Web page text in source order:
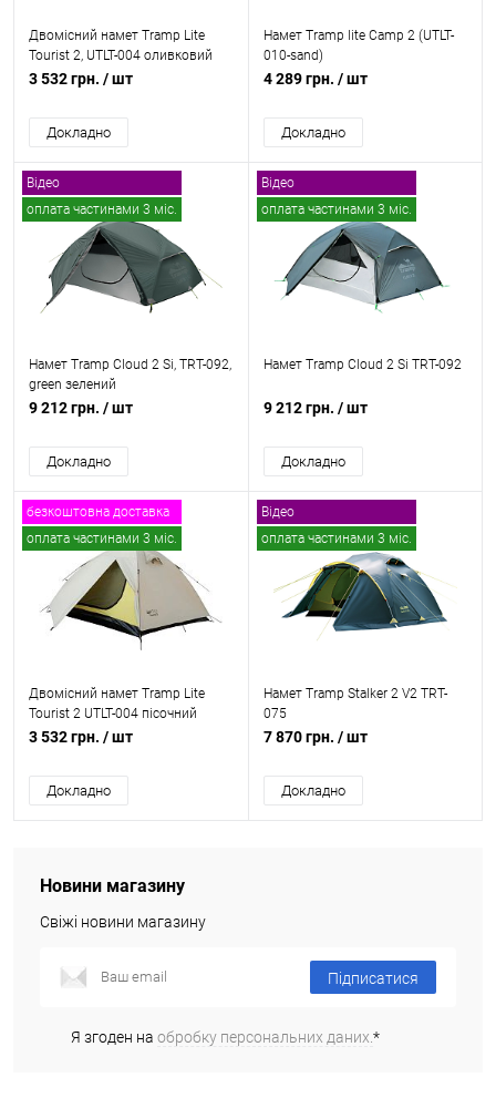
Двомісний намет Tramp Lite
Tourist 2, UTLT-004 оливковий
3 532 грн. / шт
Докладно
Намет Tramp lite Camp 2 (UTLT-
010-sand)
4 289 грн. / шт
Докладно
Відео
оплата частинами 3 міс.
безкоштовна доставка
Намет Tramp Cloud 2 Si, TRT-092,
green зелений
9 212 грн. / шт
Докладно
Відео
оплата частинами 3 міс.
Намет Tramp Cloud 2 Si TRT-092
9 212 грн. / шт
Докладно
безкоштовна доставка
оплата частинами 3 міс.
Двомісний намет Tramp Lite
Tourist 2 UTLT-004 пісочний
3 532 грн. / шт
Докладно
Відео
оплата частинами 3 міс.
+ подарунок
Намет Tramp Stalker 2 V2 TRT-
075
7 870 грн. / шт
Докладно
Новини магазину
Свіжі новини магазину
Підписатися
Я згоден на обробку персональних даних.*